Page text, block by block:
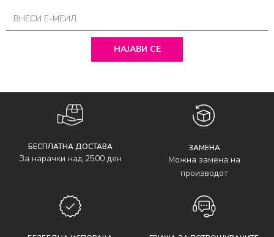
НАЈАВИ СЕ
БЕСПЛАТНА ДОСТАВА
За нарачки над 2500 ден
ЗАМЕНА
Можна замена на
производот